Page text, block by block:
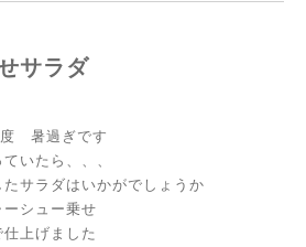
サラダ
暑過ぎです
いたら、、、
サラダはいかがでしょうか
シュー乗せ
上げました